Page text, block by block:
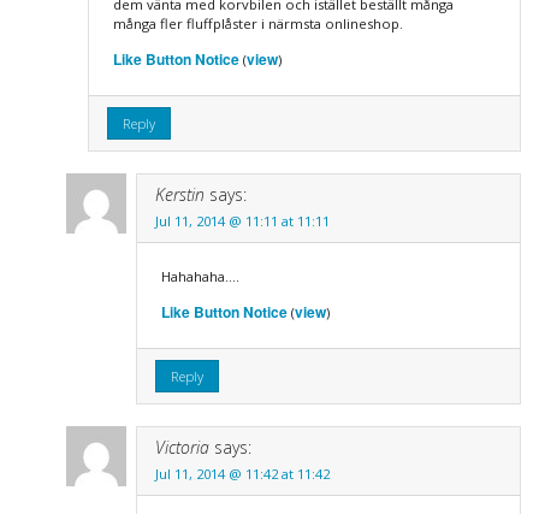
dem vänta med korvbilen och istället beställt många
många fler fluffplåster i närmsta onlineshop.
Like Button Notice(view)
Reply
Kerstin says:
Jul 11, 2014 @ 11:11 at 11:11
Hahahaha….
Like Button Notice(view)
Reply
Victoria says:
Jul 11, 2014 @ 11:42 at 11:42